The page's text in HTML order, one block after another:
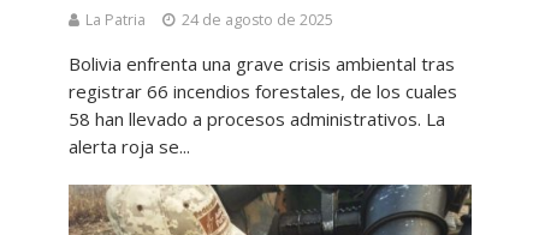
La Patria 24 de agosto de 2025
Bolivia enfrenta una grave crisis ambiental tras
registrar 66 incendios forestales, de los cuales
58 han llevado a procesos administrativos. La
alerta roja se...